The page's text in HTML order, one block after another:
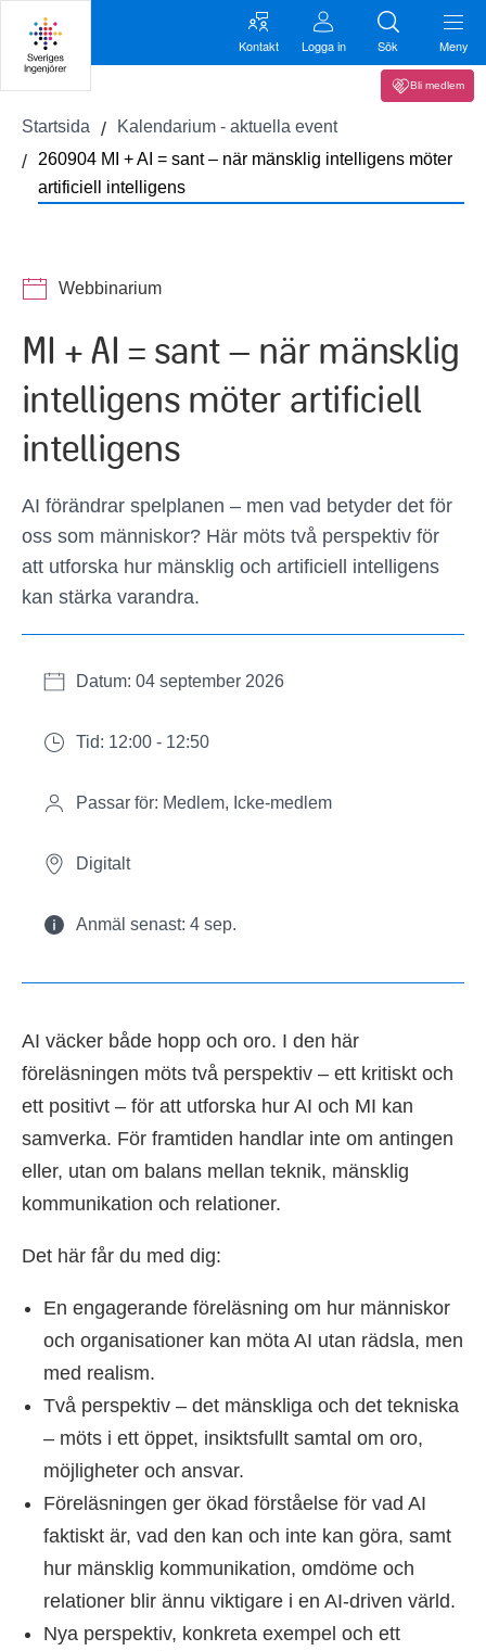
Kontakt Logga in Sök Meny
Bli medlem
Startsida
Kalendarium - aktuella event
260904 MI + AI = sant – när mänsklig intelligens möter
artificiell intelligens
Webbinarium
MI + AI = sant – när mänsklig
intelligens möter artificiell
intelligens
AI förändrar spelplanen – men vad betyder det för
oss som människor? Här möts två perspektiv för
att utforska hur mänsklig och artificiell intelligens
kan stärka varandra.
Datum: 04 september 2026
Tid: 12:00 - 12:50
Passar för: Medlem, Icke-medlem
Digitalt
Anmäl senast: 4 sep.
AI väcker både hopp och oro. I den här
föreläsningen möts två perspektiv – ett kritiskt och
ett positivt – för att utforska hur AI och MI kan
samverka. För framtiden handlar inte om antingen
eller, utan om balans mellan teknik, mänsklig
kommunikation och relationer.
Det här får du med dig:
En engagerande föreläsning om hur människor
och organisationer kan möta AI utan rädsla, men
med realism.
Två perspektiv – det mänskliga och det tekniska
– möts i ett öppet, insiktsfullt samtal om oro,
möjligheter och ansvar.
Föreläsningen ger ökad förståelse för vad AI
faktiskt är, vad den kan och inte kan göra, samt
hur mänsklig kommunikation, omdöme och
relationer blir ännu viktigare i en AI-driven värld.
Nya perspektiv, konkreta exempel och ett